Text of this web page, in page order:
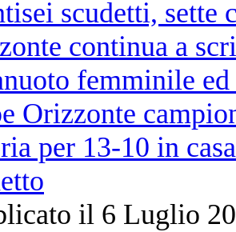
Orizzonte
per 13-10 in
il 6 Luglio